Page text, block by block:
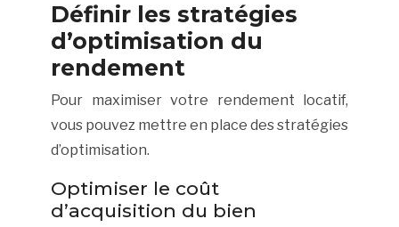
Définir les stratégies
d’optimisation du
rendement
Pour maximiser votre rendement locatif,
vous pouvez mettre en place des stratégies
d’optimisation.
Optimiser le coût
d’acquisition du bien